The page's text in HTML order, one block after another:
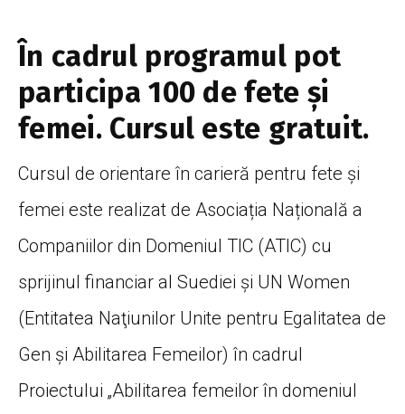
În cadrul programul pot
participa 100 de fete și
femei. Cursul este gratuit.
Cursul de orientare în carieră pentru fete și
femei este realizat de Asociația Națională a
Companiilor din Domeniul TIC (ATIC) cu
sprijinul financiar al Suediei și UN Women
(Entitatea Naţiunilor Unite pentru Egalitatea de
Gen şi Abilitarea Femeilor) în cadrul
Proiectului „Abilitarea femeilor în domeniul